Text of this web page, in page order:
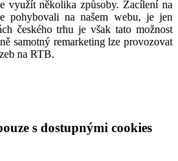
využít několika způsoby. Zacílení na
pohybovali na našem webu, je jen
českého trhu je však tato možnost
samotný remarketing lze provozovat
na RTB.
s dostupnými cookies